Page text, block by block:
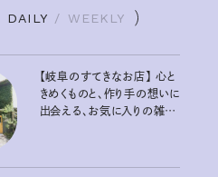
DAILY / WEEKLY
【岐阜のすてきなお店】 心と
きめくものと、作り手の想いに
出会える、お気に入りの雑貨